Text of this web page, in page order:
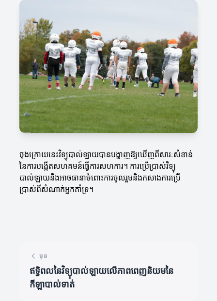
ចុងក្រោយនេះវិទ្យុបាល់ឡាយបានបង្ហាញឱ្យឃើញពីសារៈសំខាន់
នៃការបង្កើតសហគមន៍ធ្វើការសហការ។ ការប្រើប្រាស់វិទ្យុ
បាល់ឡាយនឹងអាចធានាចំពោះការចូលរួមនិងកសាងការប្រើ
ប្រាស់ពីសំណាក់អ្នកគាំទ្រ។
មុន
ឥទ្ធិពលនៃវិទ្យុបាល់ឡាយលើភាពពេញនិយមនៃ
កីឡាបាល់ទាត់